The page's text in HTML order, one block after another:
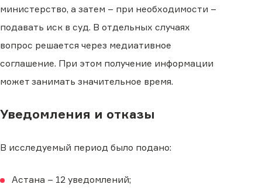
министерство, а затем – при необходимости –
подавать иск в суд. В отдельных случаях
вопрос решается через медиативное
соглашение. При этом получение информации
может занимать значительное время.
Уведомления и отказы
В исследуемый период было подано:
Астана – 12 уведомлений;